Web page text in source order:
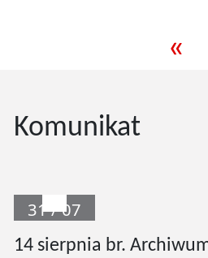
Komunikat
31 / 07
14 sierpnia br.